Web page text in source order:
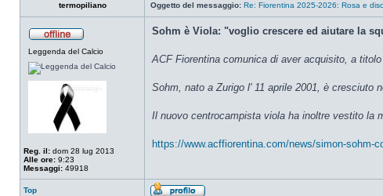
termopiliano Oggetto del messaggio: Re: Fiorentina 2025-2026: Rosa e
Leggenda del Calcio
Reg. il: dom 28 lug 2013
Alle ore: 9:23
Messaggi: 49918
Sohm è Viola: "voglio crescere ed aiutare la
ACF Fiorentina comunica di aver acquisito, a
Sohm, nato a Zurigo l' 11 aprile 2001, è cresciuto
Il nuovo centrocampista viola ha inoltre vestito la
https://www.acffiorentina.com/news/simon-sohm-
Top